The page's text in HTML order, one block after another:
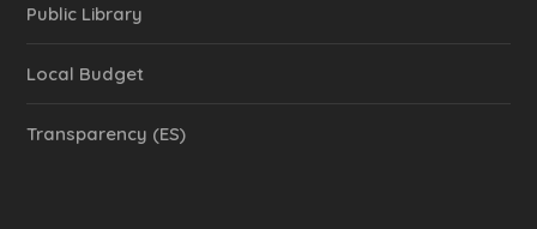
Public Library
Local Budget
Transparency (ES)